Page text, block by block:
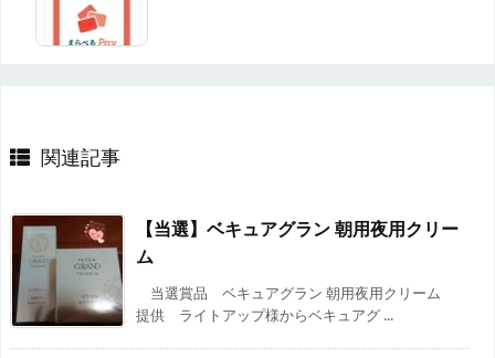
関連記事
【当選】ベキュアグラン 朝用夜用クリー
ム
当選賞品 ベキュアグラン 朝用夜用クリーム
提供 ライトアップ様からベキュアグ ...